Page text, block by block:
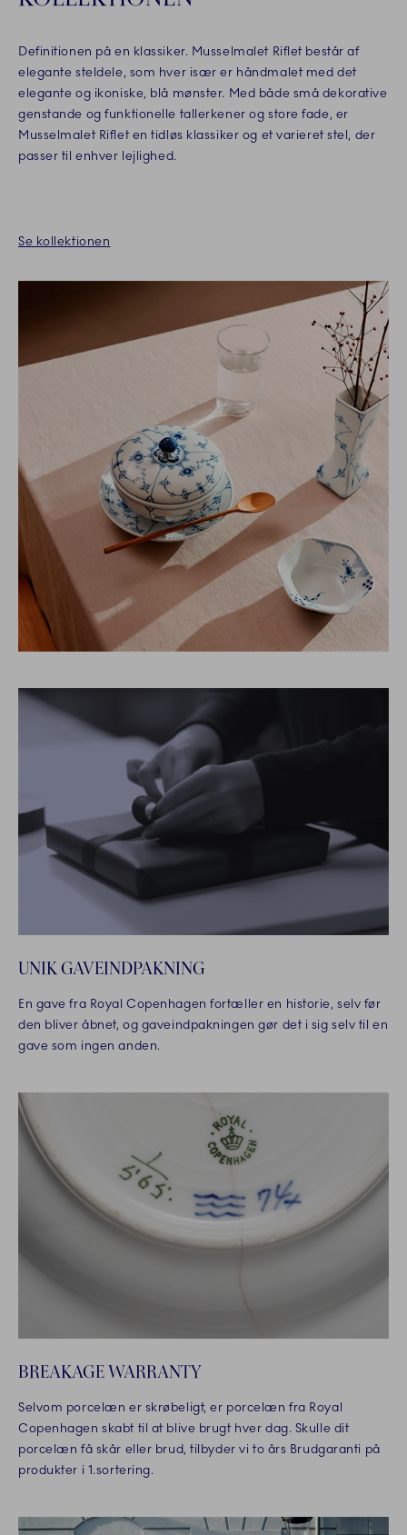
Definitionen på en klassiker. Musselmalet Riflet består af
elegante steldele, som hver især er håndmalet med det
elegante og ikoniske, blå mønster. Med både små dekorative
genstande og funktionelle tallerkener og store fade, er
Musselmalet Riflet en tidløs klassiker og et varieret stel, der
passer til enhver lejlighed.
Se kollektionen
UNIK GAVEINDPAKNING
En gave fra Royal Copenhagen fortæller en historie, selv før
den bliver åbnet, og gaveindpakningen gør det i sig selv til en
gave som ingen anden.
BREAKAGE WARRANTY
Selvom porcelæn er skrøbeligt, er porcelæn fra Royal
Copenhagen skabt til at blive brugt hver dag. Skulle dit
porcelæn få skår eller brud, tilbyder vi to års Brudgaranti på
produkter i 1.sortering.